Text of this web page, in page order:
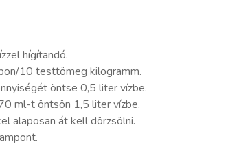
hígítandó.
10 testtömeg kilogramm.
öntse 0,5 liter vízbe.
ml-t öntsön 1,5 liter vízbe.
alaposan át kell dörzsölni.